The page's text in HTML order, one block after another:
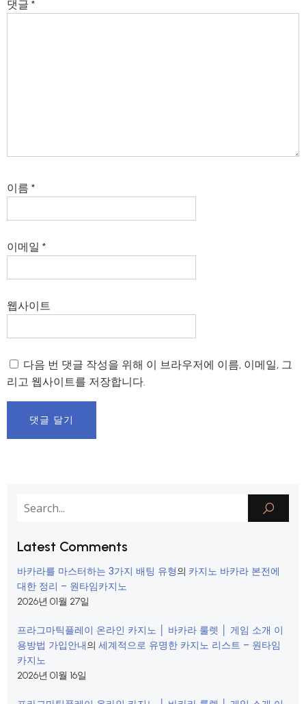
댓글 *
이름 *
이메일 *
웹사이트
다음 번 댓글 작성을 위해 이 브라우저에 이름, 이메일, 그
리고 웹사이트를 저장합니다.
Latest Comments
바카라를 마스터하는 3가지 배팅 유형의 카지노 바카라 본전에
대한 정리 – 원타임카지노
2026년 01월 27일
프라그마틱플레이 온라인 카지노 │ 바카라 룰렛 │ 게임 소개 이
용방법 가입안내의 세계적으로 유명한 카지노 리스트 – 원타임
카지노
2026년 01월 16일